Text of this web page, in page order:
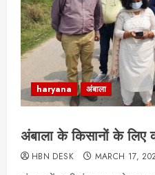
haryana अंबाला
अंबाला के किसानों के लिए
HBN DESK MARCH 17,